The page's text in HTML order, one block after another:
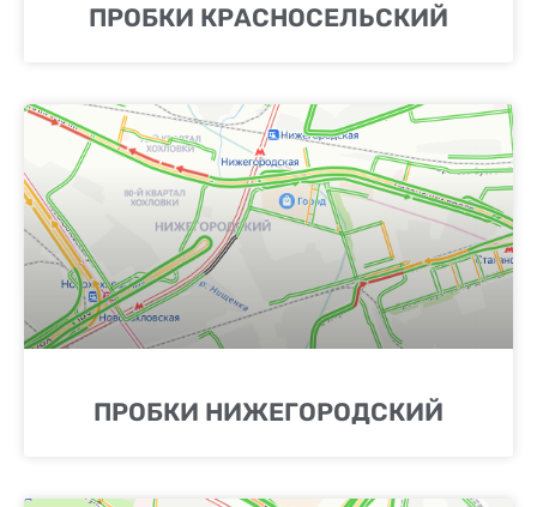
ПРОБКИ КРАСНОСЕЛЬСКИЙ
ПРОБКИ НИЖЕГОРОДСКИЙ